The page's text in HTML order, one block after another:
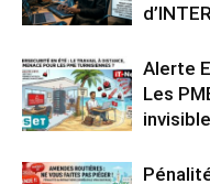
Alerte
Les